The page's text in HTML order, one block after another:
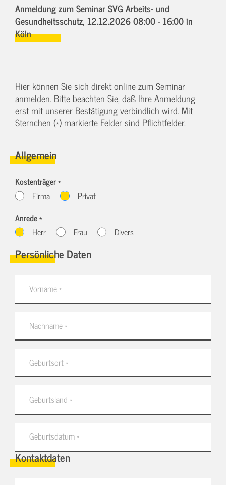
Anmeldung zum Seminar SVG Arbeits- und
Gesundheitsschutz, 12.12.2026 08:00 - 16:00in
Köln
Hier können Sie sich direkt online zum Seminar
anmelden. Bitte beachten Sie, daß Ihre Anmeldung
erst mit unserer Bestätigung verbindlich wird. Mit
Sternchen (*) markierte Felder sind Pflichtfelder.
Allgemein
Kostenträger *
Firma
Privat
Anrede *
Herr
Frau Divers
Persönliche Daten
Kontaktdaten